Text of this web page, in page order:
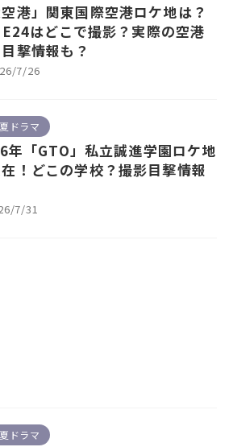
空港」関東国際空港ロケ地は？
はどこで撮影？実際の空港
撃情報も？
7/26
ドラマ
年「GTO」私立誠進学園ロケ地
！どこの学校？撮影目撃情報
7/31
ドラマ